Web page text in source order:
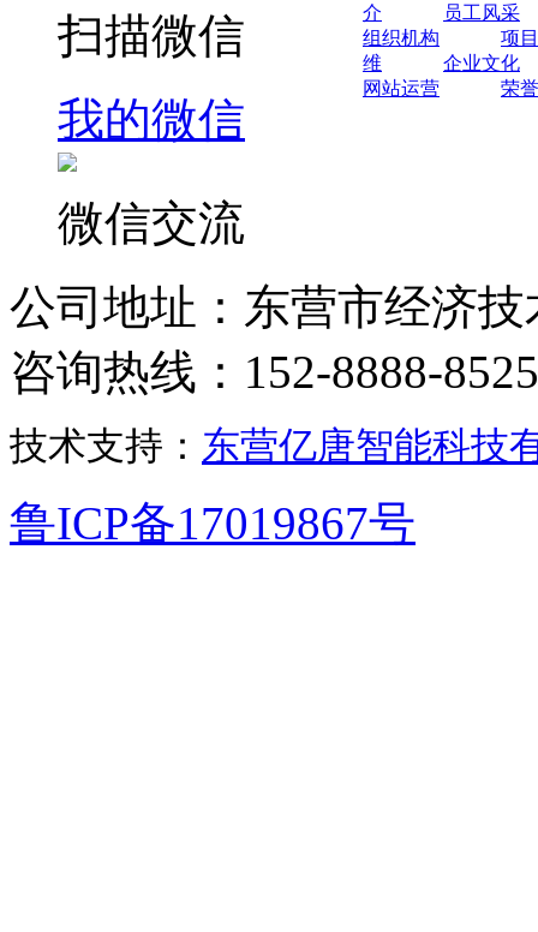
介
员工风采
组织机构
项
维
企业文化
网站运营
荣
扫描微信
我的微信
微信交流
公司地址：东营市经济
咨询热线：152-8888-8525
技术支持： 东营亿唐智能科技
鲁ICP备17019867号